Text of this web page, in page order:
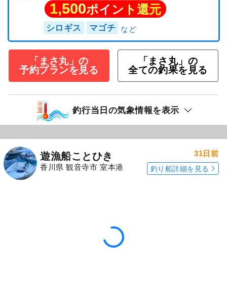
1,500ポイント還元
シロギス マゴチ
「まさ丸」の
予約プランを見る
「まさ丸」の
全ての釣果を見る
釣行当日の気象情報を表示
遊漁船ことひき
香川県 観音寺市 室本港
31日前
釣り船詳細を見る